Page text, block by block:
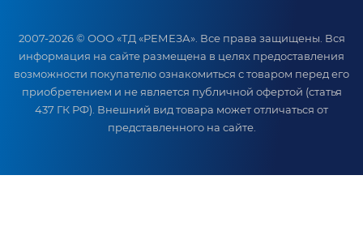
2007-2026 © ООО «ТД «РЕМЕЗА». Все права защищены. Вся
информация на сайте размещена в целях предоставления
возможности покупателю ознакомиться с товаром перед его
приобретением и не является публичной офертой (статья
437 ГК РФ). Внешний вид товара может отличаться от
представленного на сайте.